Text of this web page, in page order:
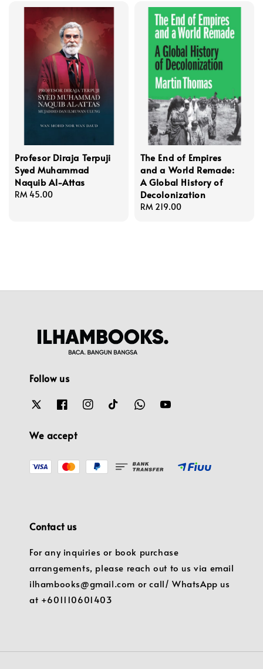
Profesor Diraja Terpuji
Syed Muhammad
Naquib Al-Attas
Regular
RM 45.00
The End of Empires
and a World Remade:
A Global History of
Decolonization
Regular
RM 219.00
Follow us
We accept
Contact us
For any inquiries or book purchase
arrangements, please reach out to us via email
ilhambooks@gmail.com or call/ WhatsApp us
at +601110601403